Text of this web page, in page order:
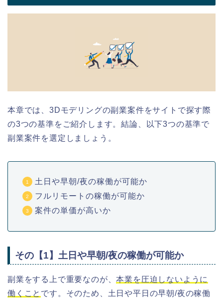
本章では、3Dモデリングの副業案件をサイトで探す際
の3つの基準をご紹介します。結論、以下3つの基準で
副業案件を選定しましょう。
土日や早朝/夜の稼働が可能か
フルリモートの稼働が可能か
案件の単価が高いか
その【1】土日や早朝/夜の稼働が可能か
副業をする上で重要なのが、本業を圧迫しないように
働くこと です。そのため、土日や平日の早朝/夜の稼働